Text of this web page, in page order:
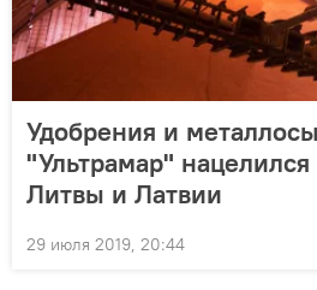
Удобрения и
"Ультрамар"
Литвы и Латвии
29 июля 2019, 20:44